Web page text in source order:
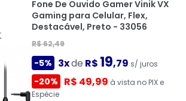
Fone De Ouvido Gamer Vinik VX
Gaming para Celular, Flex,
Destacável, Preto - 33056
R$ 62,49
-5% 3xde R$ 19,79 s/ juros
-20% R$ 49,99 à vista no PIX e
Espécie